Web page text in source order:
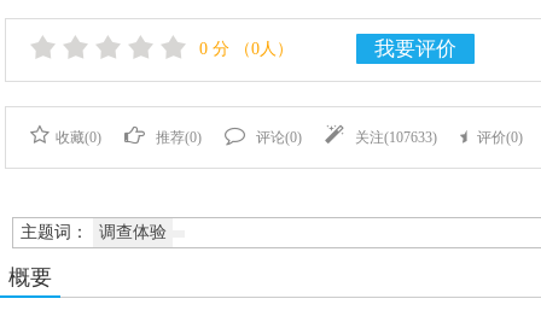
0 分 （0人） 我要评价
收藏(0) 推荐(0) 评论(0) 关注(107633) 评价(0)
主题词： 调查体验
概要